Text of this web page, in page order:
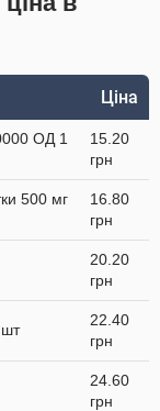
Ціна
ОД 1
15.20
грн
500 мг
16.80
грн
20.20
грн
22.40
грн
24.60
грн